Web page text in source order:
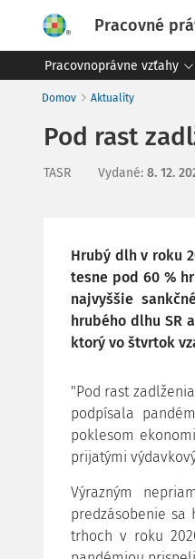
Pracovné
Pracovnoprávne vzťahy
Domov Aktuality
Pod rast
TASR Vydané: 8. 12.
Hrubý dlh v roku
tesne pod 60 %
najvyššie
hrubého dlhu SR
ktorý vo štvrtok
"Pod rast
podpísala
poklesom
prijatými
Výrazným
predzásobenie sa
trhoch v roku